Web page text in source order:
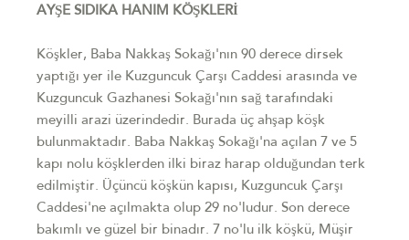
AYŞE SIDIKA HANIM KÖŞKLERİ
Köşkler, Baba Nakkaş Sokağı'nın 90 derece dirsek
yaptığı yer ile Kuzguncuk Çarşı Caddesi arasında ve
Kuzguncuk Gazhanesi Sokağı'nın sağ tarafındaki
meyilli arazi üzerindedir. Burada üç ahşap köşk
bulunmaktadır. Baba Nakkaş Sokağı'na açılan 7 ve 5
kapı nolu köşklerden ilki biraz harap olduğundan terk
edilmiştir. Üçüncü köşkün kapısı, Kuzguncuk Çarşı
Caddesi'ne açılmakta olup 29 no'ludur. Son derece
bakımlı ve güzel bir binadır. 7 no'lu ilk köşkü, Müşir